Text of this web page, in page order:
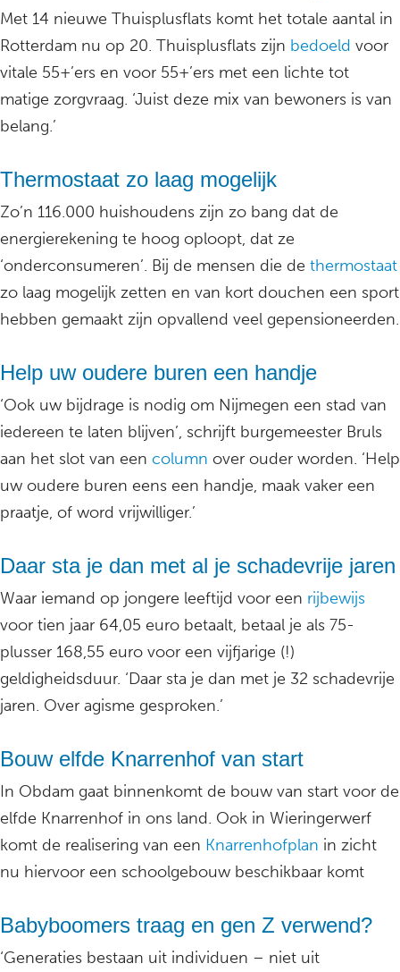
Met 14 nieuwe Thuisplusflats komt het totale aantal in
Rotterdam nu op 20. Thuisplusflats zijn bedoeld voor
vitale 55+’ers en voor 55+’ers met een lichte tot
matige zorgvraag. ‘Juist deze mix van bewoners is van
belang.’
Thermostaat zo laag mogelijk
Zo’n 116.000 huishoudens zijn zo bang dat de
energierekening te hoog oploopt, dat ze
‘onderconsumeren’. Bij de mensen die de thermostaat
zo laag mogelijk zetten en van kort douchen een sport
hebben gemaakt zijn opvallend veel gepensioneerden.
Help uw oudere buren een handje
‘Ook uw bijdrage is nodig om Nijmegen een stad van
iedereen te laten blijven’, schrijft burgemeester Bruls
aan het slot van een column over ouder worden. ‘Help
uw oudere buren eens een handje, maak vaker een
praatje, of word vrijwilliger.’
Daar sta je dan met al je schadevrije jaren
Waar iemand op jongere leeftijd voor een rijbewijs
voor tien jaar 64,05 euro betaalt, betaal je als 75-
plusser 168,55 euro voor een vijfjarige (!)
geldigheidsduur. ‘Daar sta je dan met je 32 schadevrije
jaren. Over agisme gesproken.’
Bouw elfde Knarrenhof van start
In Obdam gaat binnenkomt de bouw van start voor de
elfde Knarrenhof in ons land. Ook in Wieringerwerf
komt de realisering van een Knarrenhofplan in zicht
nu hiervoor een schoolgebouw beschikbaar komt
Babyboomers traag en gen Z verwend?
‘Generaties bestaan uit individuen – niet uit